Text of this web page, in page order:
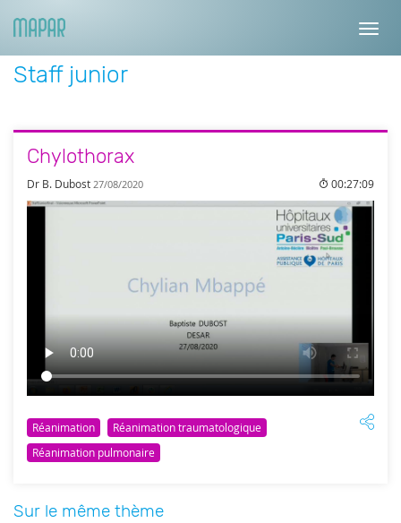
Staff junior
Chylothorax
Dr B. Dubost 27/08/2020 00:27:09
Réanimation
Réanimation traumatologique
Réanimation pulmonaire
Sur le même thème